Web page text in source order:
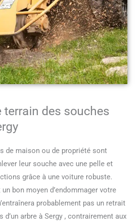
terrain des souches
de maison ou de propriété sont
leur souche avec une pelle et
grâce à une voiture robuste.
bon moyen d’endommager votre
probablement pas un retrait
arbre à Sergy , contrairement aux